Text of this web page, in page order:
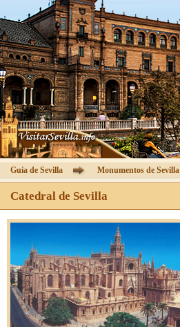
Catedral de Sevilla
Visitas Guiadas
Información
Entradas
Guía de Sevilla
Hoteles
Área Clientes
Contacto
Guía de Sevilla Monumentos de Sevilla
Catedral de Sevilla